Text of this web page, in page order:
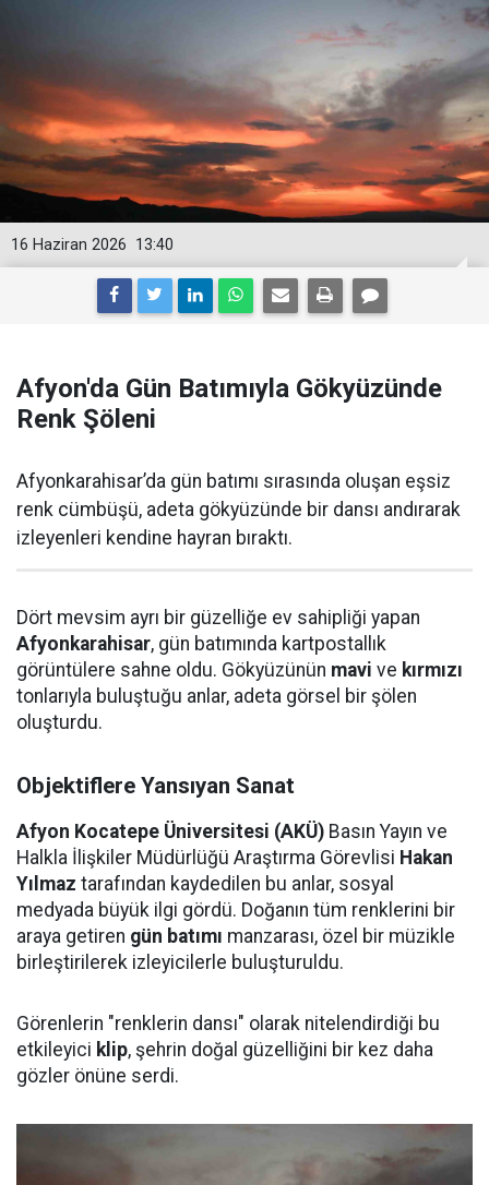
13:40
16 Haziran 2026
Afyon'da Gün Batımıyla Gökyüzünde
Renk Şöleni
Afyonkarahisar’da gün batımı sırasında oluşan eşsiz
renk cümbüşü, adeta gökyüzünde bir dansı andırarak
izleyenleri kendine hayran bıraktı.
Dört mevsim ayrı bir güzelliğe ev sahipliği yapan
Afyonkarahisar, gün batımında kartpostallık
görüntülere sahne oldu. Gökyüzünün mavi ve kırmızı
tonlarıyla buluştuğu anlar, adeta görsel bir şölen
oluşturdu.
Objektiflere Yansıyan Sanat
Afyon Kocatepe Üniversitesi (AKÜ) Basın Yayın ve
Halkla İlişkiler Müdürlüğü Araştırma Görevlisi Hakan
Yılmaz tarafından kaydedilen bu anlar, sosyal
medyada büyük ilgi gördü. Doğanın tüm renklerini bir
araya getiren gün batımı manzarası, özel bir müzikle
birleştirilerek izleyicilerle buluşturuldu.
Görenlerin "renklerin dansı" olarak nitelendirdiği bu
etkileyici klip, şehrin doğal güzelliğini bir kez daha
gözler önüne serdi.